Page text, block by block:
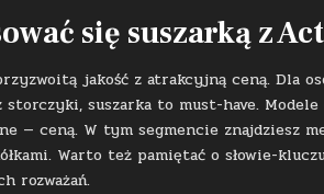
się suszarką z
jakość z atrakcyjną ceną. Dla
suszarka to must-have.
— ceną. W tym segmencie znajdziesz
Warto też pamiętać o słowie-
rozważań.